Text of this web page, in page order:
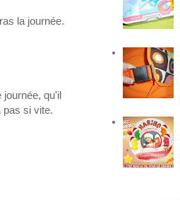
la journée.
journée, qu'il
pas si vite.